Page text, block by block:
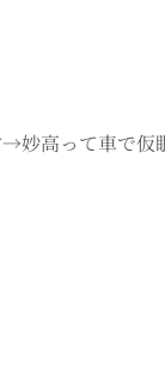
て車で仮眠